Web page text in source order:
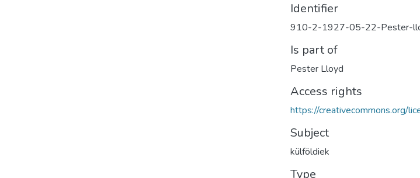
Identifier
910-2-1927-05-22-Pester-
Is part of
Pester Lloyd
Access rights
https://creativecommons.org/
Subject
külföldiek
Type